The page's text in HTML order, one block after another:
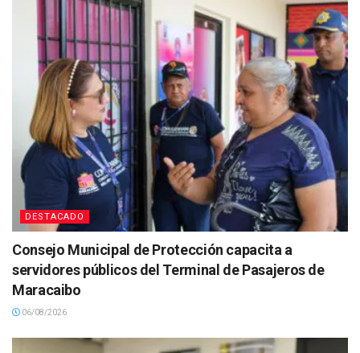
DESTACADO
Consejo Municipal de Protección capacita a
servidores públicos del Terminal de Pasajeros de
Maracaibo
06/08/2026